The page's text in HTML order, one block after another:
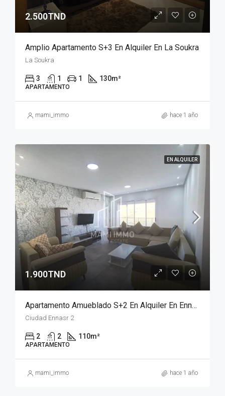
2.500TND
Amplio Apartamento S+3 En Alquiler En La Soukra
La Soukra
3 1 1 130m²
APARTAMENTO
mami_immo hace 1 año
EN ALQUILER
1.900TND
Apartamento Amueblado S+2 En Alquiler En Ennaser 2
Ciudad Ennasr 2
2 2 110m²
APARTAMENTO
mami_immo hace 1 año